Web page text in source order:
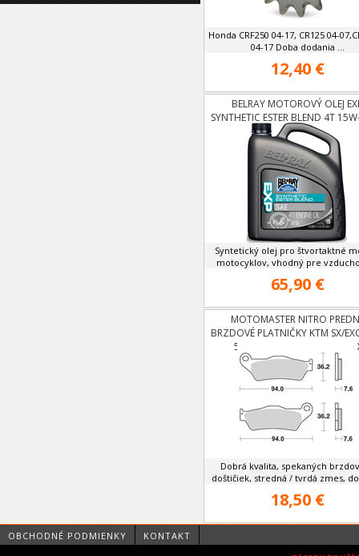
Honda CRF250 04-17, CR125 04-
04-17 Doba dodania ...
12,40 €
BELRAY MOTOROVÝ OLEJ
SYNTHETIC ESTER BLEND 4T
Syntetický olej pro štvortaktné
motocyklov, vhodný pre
65,90 €
MOTOMASTER NITRO
BRZDOVÉ PLATNIČKY KTM SX/
530 OD 91,HUSQVARNA
95,HUSABERG 00-13
Dobrá kvalita, spekaných
doštičiek, stredná / tvrdá zmes,
18,50 €
OBCHODNÉ PODMIENKY KONTAKT